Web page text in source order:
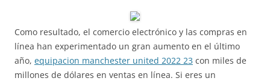
Como resultado, el comercio electrónico y las compras en
línea han experimentado un gran aumento en el último
año, equipacion manchester united 2022 23 con miles de
millones de dólares en ventas en línea. Si eres un